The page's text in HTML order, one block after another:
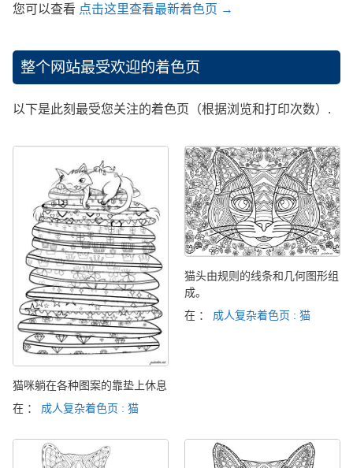
您可以查看 点击这里查看最新着色页 →
整个网站最受欢迎的着色页
以下是此刻最受您关注的着色页（根据浏览和打印次数）.
猫咪躺在各种图案的靠垫上休息
在 ： 成人复杂着色页 : 猫
猫头由规则的线条和几何图形组
成。
在 ： 成人复杂着色页 : 猫